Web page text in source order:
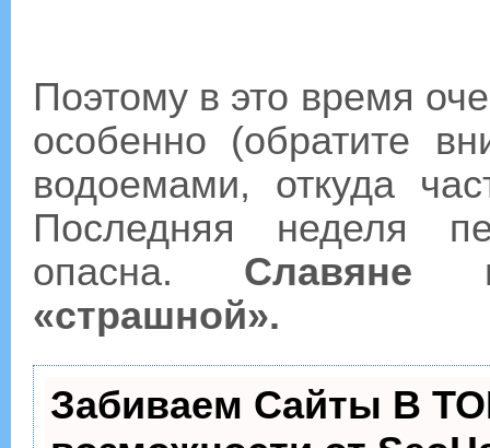
Поэтому в это время
особенно (обратите
водоемами, откуда
Последняя неделя
опасна. Славяне
«страшной».
Забиваем Сайты В